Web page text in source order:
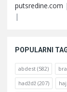
putsredine.com |
|
POPULARNI
abdest (582)
hadždž (207)